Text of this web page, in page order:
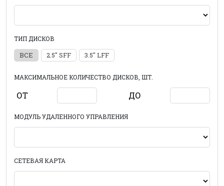
ТИП ДИСКОВ
ВСЕ 2.5" SFF 3.5" LFF
МАКСИМАЛЬНОЕ КОЛИЧЕСТВО ДИСКОВ, ШТ.
ОТ ДО
МОДУЛЬ УДАЛЕННОГО УПРАВЛЕНИЯ
СЕТЕВАЯ КАРТА